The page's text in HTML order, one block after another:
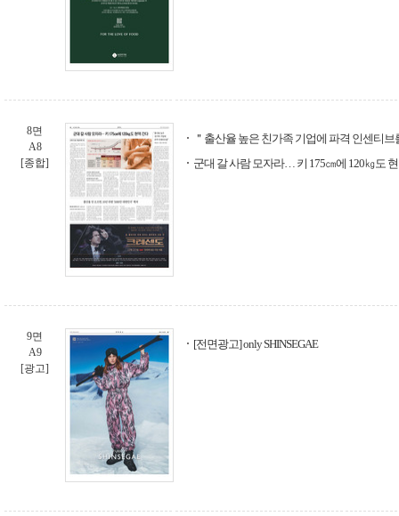
8면
A8
[종합]
＂출산율 높은 친가족 기업에 파격 인센티브
군대 갈 사람 모자라… 키 175㎝에 120㎏도
9면
A9
[광고]
[전면광고] only SHINSEGAE